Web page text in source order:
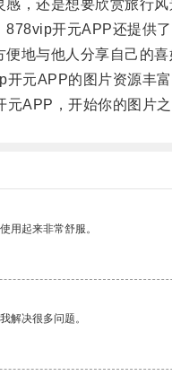
还是想要欣赏旅行风
开元APP还提供了
与他人分享自己的喜
APP的图片资源丰富
APP，开始你的图片之
用起来非常舒服。
解决很多问题。